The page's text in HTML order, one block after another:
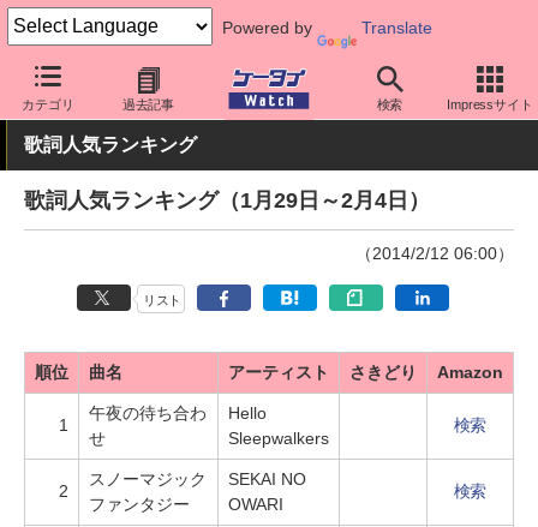
Powered by Translate
カテゴリ 過去記事 検索 Impressサイト
ケータイ Watch 業界動向 調査
歌詞人気ランキング
歌詞人気ランキング（1月29日～2月4日）
（2014/2/12 06:00）
リスト
順位 曲名 アーティスト さきどり Amazon
1
午夜の待ち合わ
せ
Hello
Sleepwalkers
検索
2
スノーマジック
ファンタジー
SEKAI NO
OWARI
検索